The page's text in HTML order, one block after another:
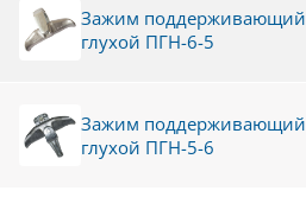
Зажим поддерживающий
глухой ПГН-6-5
Зажим поддерживающий
глухой ПГН-5-6